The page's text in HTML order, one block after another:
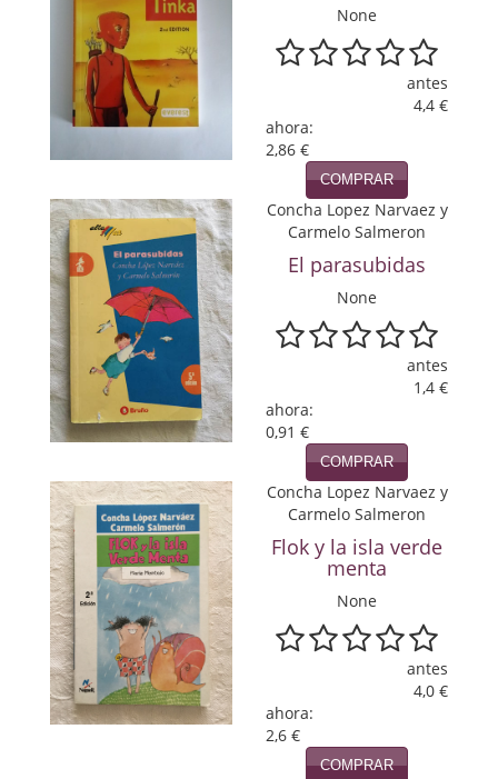
Papás, Mamás, bebés...
Papás, Mamás, Bebés...
Papás, Mamás, Bebés…
Política
Psicología. Educación
Religión
Revistas
Segunda Guerra Mundial
Sobre Madrid
Tema Local
Terror
Terrorismo
Varios
Viajes
None
antes
4,4 €
ahora:
2,86 €
COMPRAR
Concha Lopez Narvaez y
Carmelo Salmeron
El parasubidas
None
antes
1,4 €
ahora:
0,91 €
COMPRAR
Concha Lopez Narvaez y
Carmelo Salmeron
Flok y la isla verde
menta
None
antes
4,0 €
ahora:
2,6 €
COMPRAR